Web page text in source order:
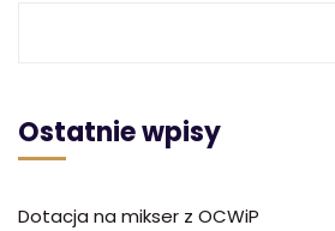
Ostatnie wpisy
Dotacja na mikser z OCWiP